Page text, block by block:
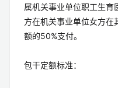
属机关事业单位职工生育
方在机关事业单位女方在
额的50%支付。
包干定额标准：